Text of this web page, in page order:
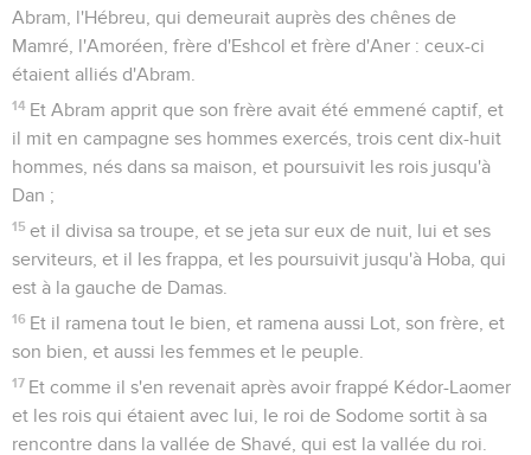
Abram, l'Hébreu, qui demeurait auprès des chênes de
Mamré, l'Amoréen, frère d'Eshcol et frère d'Aner : ceux-ci
étaient alliés d'Abram.
14 Et Abram apprit que son frère avait été emmené captif, et
il mit en campagne ses hommes exercés, trois cent dix-huit
hommes, nés dans sa maison, et poursuivit les rois jusqu'à
Dan ;
15 et il divisa sa troupe, et se jeta sur eux de nuit, lui et ses
serviteurs, et il les frappa, et les poursuivit jusqu'à Hoba, qui
est à la gauche de Damas.
16 Et il ramena tout le bien, et ramena aussi Lot, son frère, et
son bien, et aussi les femmes et le peuple.
17 Et comme il s'en revenait après avoir frappé Kédor-Laomer
et les rois qui étaient avec lui, le roi de Sodome sortit à sa
rencontre dans la vallée de Shavé, qui est la vallée du roi.